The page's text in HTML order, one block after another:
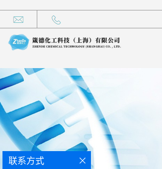
联系方式